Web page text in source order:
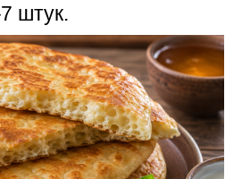
штук.